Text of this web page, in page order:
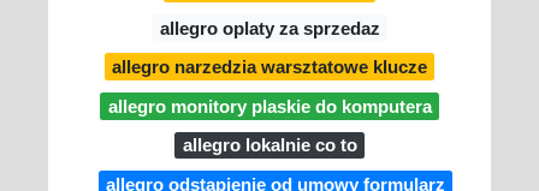
allegro oplaty za sprzedaz
allegro narzedzia warsztatowe klucze
allegro monitory plaskie do komputera
allegro lokalnie co to
allegro odstapienie od umowy formularz